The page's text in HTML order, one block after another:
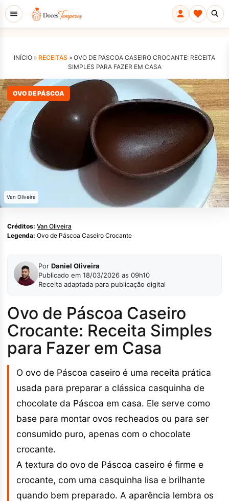
INÍCIO » RECEITAS » OVO DE PÁSCOA CASEIRO CROCANTE: RECEITA
SIMPLES PARA FAZER EM CASA
OVO DE PÁSCOA
Van Oliveira
Créditos: Van Oliveira
Legenda: Ovo de Páscoa Caseiro Crocante
Por Daniel Oliveira
Publicado em 18/03/2026 as 09h10
Receita adaptada para publicação digital
Ovo de Páscoa Caseiro
Crocante: Receita Simples
para Fazer em Casa
O ovo de Páscoa caseiro é uma receita prática
usada para preparar a clássica casquinha de
chocolate da Páscoa em casa. Ele serve como
base para montar ovos recheados ou para ser
consumido puro, apenas com o chocolate
crocante.
A textura do ovo de Páscoa caseiro é firme e
crocante, com uma casquinha lisa e brilhante
quando bem preparado. A aparência lembra os